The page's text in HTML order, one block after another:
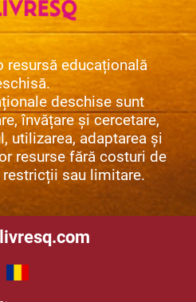
resursă educațională
deschise sunt
învățare și cercetare,
utilizarea, adaptarea și
resurse fără costuri de
sau limitare.